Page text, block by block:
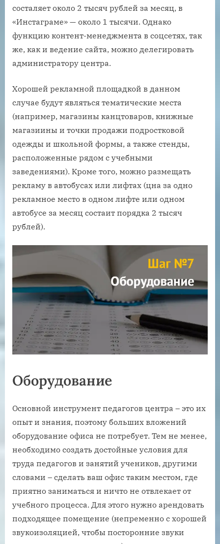
состаляет около 2 тысяч рублей за месяц, в
«Инстаграме» — около 1 тысячи. Однако
функцию контент-менеджмента в соцсетях, так
же, как и ведение сайта, можно делегировать
администратору центра.
Хорошей рекламной площадкой в данном
случае будут являться тематические места
(например, магазины канцтоваров, книжные
магазиины и точки продажи подростковой
одежды и школьной формы, а также стенды,
расположенные рядом с учебными
заведениями). Кроме того, можно размещать
рекламу в автобусах или лифтах (цна за одно
рекламное место в одном лифте или одном
автобусе за месяц состаит порядка 2 тысяч
рублей).
Оборудование
Основной инструмент педагогов центра – это их
опыт и знания, поэтому больших вложений
оборудование офиса не потребует. Тем не менее,
необходимо создать достойные условия для
труда педагогов и занятий учеников, другими
словами – сделать ваш офис таким местом, где
приятно заниматься и ничто не отвлекает от
учебного процесса. Для этого нужно арендовать
подходящее помещение (непременно с хорошей
звукоизоляцией, чтобы посторонние звуки